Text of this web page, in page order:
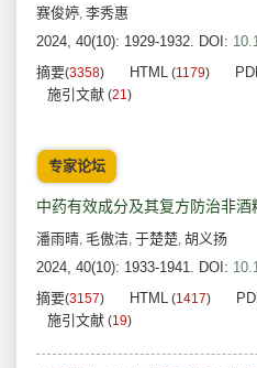
赛俊婷, 李秀惠
2024, 40(10): 1929-1932. DOI:
摘要(3358) HTML (1179)
施引文献 (21)
专家论坛
中药有效成分及其复方防治非
潘雨晴, 毛傲洁, 于楚楚, 胡义扬
2024, 40(10): 1933-1941. DOI:
摘要(3157) HTML (1417)
施引文献 (19)